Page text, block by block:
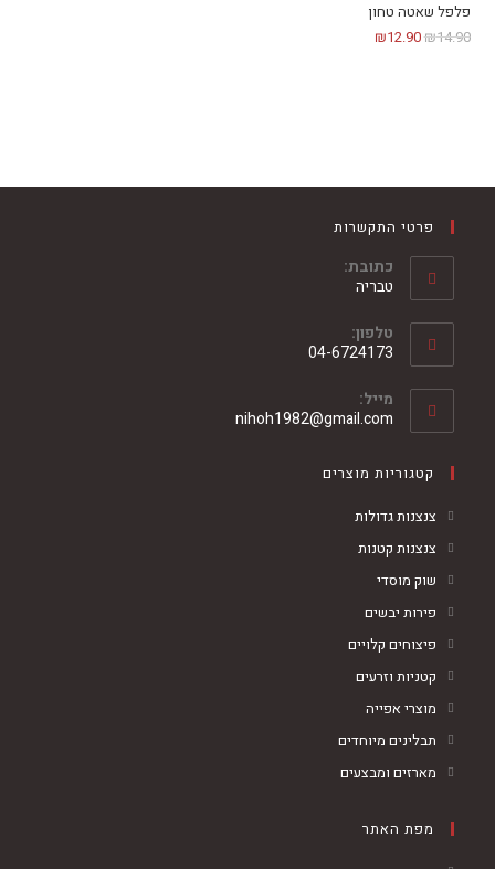
פלפל שאטה טחון
₪14.90
₪12.90
פרטי התקשרות
כתובת:
טבריה
טלפון:
04-6724173
מייל:
nihoh1982@gmail.com
קטגוריות מוצרים
צנצנות גדולות
צנצנות קטנות
שוק מוסדי
פירות יבשים
פיצוחים קלויים
קטניות וזרעים
מוצרי אפייה
תבלינים מיוחדים
מארזים ומבצעים
מפת האתר